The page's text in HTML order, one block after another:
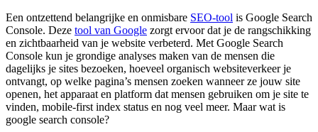
Een ontzettend belangrijke en onmisbare SEO-tool is Google Search
Console. Deze tool van Google zorgt ervoor dat je de rangschikking
en zichtbaarheid van je website verbeterd. Met Google Search
Console kun je grondige analyses maken van de mensen die
dagelijks je sites bezoeken, hoeveel organisch websiteverkeer je
ontvangt, op welke pagina’s mensen zoeken wanneer ze jouw site
openen, het apparaat en platform dat mensen gebruiken om je site te
vinden, mobile-first index status en nog veel meer. Maar wat is
google search console?